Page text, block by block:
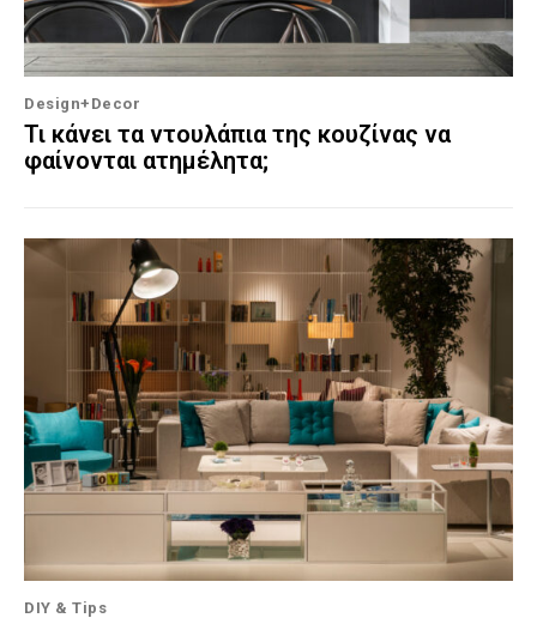
Design+Decor
Τι κάνει τα ντουλάπια της κουζίνας να
φαίνονται ατημέλητα;
DIY & Tips